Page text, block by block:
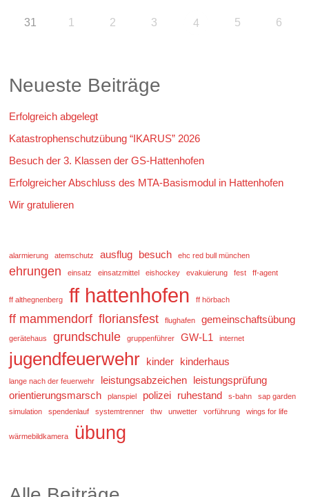
31 1 2 3 4 5 6
Neueste Beiträge
Erfolgreich abgelegt
Katastrophenschutzübung “IKARUS” 2026
Besuch der 3. Klassen der GS-Hattenhofen
Erfolgreicher Abschluss des MTA-Basismodul in Hattenhofen
Wir gratulieren
alarmierung atemschutz ausflug besuch ehc red bull münchen
ehrungen einsatz einsatzmittel eishockey evakuierung fest ff-agent
ff althegnenberg ff hattenhofen ff hörbach
ff mammendorf floriansfest flughafen gemeinschaftsübung
gerätehaus grundschule gruppenführer GW-L1 internet
jugendfeuerwehr kinder kinderhaus
lange nach der feuerwehr leistungsabzeichen leistungsprüfung
orientierungsmarsch
planspiel polizei ruhestand s-bahn
sap garden
simulation
spendenlauf systemtrenner thw unwetter vorführung wings for life
wärmebildkamera übung